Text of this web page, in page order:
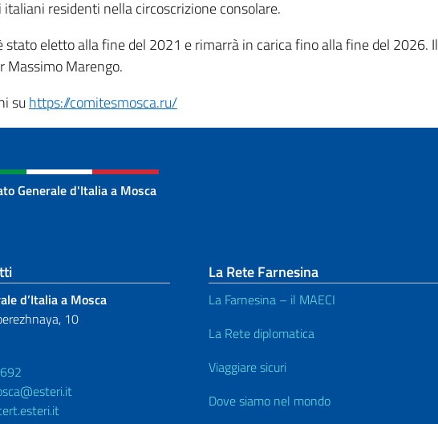
residenti nella circoscrizione consolare.
stato eletto alla fine del 2021 e rimarrà in carica fino alla fine del 2026. Il
Massimo Marengo.
su https://comitesmosca.ru/
Generale d'Italia a Mosca
footer
d’Italia a Mosca
10
La Rete Farnesina
La Farnesina – il MAECI
La Rete diplomatica
Viaggiare sicuri
Dove siamo nel mondo